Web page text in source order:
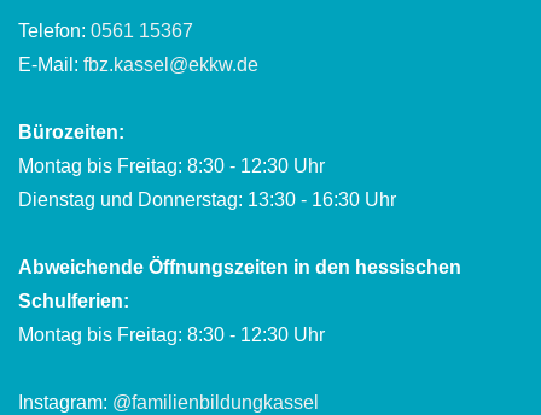
Telefon: 0561 15367
E-Mail: fbz.kassel@ekkw.de
Bürozeiten:
Montag bis Freitag: 8:30 - 12:30 Uhr
Dienstag und Donnerstag: 13:30 - 16:30 Uhr
Abweichende Öffnungszeiten in den hessischen
Schulferien:
Montag bis Freitag: 8:30 - 12:30 Uhr
Instagram: @familienbildungkassel